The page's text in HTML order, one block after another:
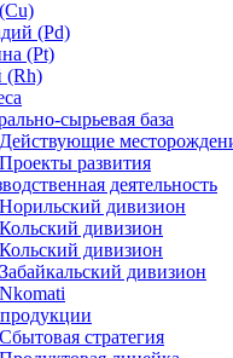
(Pd)
(Pt)
(Rh)
сырьевая база
Действующие
Проекты развития
деятельность
Норильский дивизион
Кольский дивизион
Кольский дивизион
Забайкальский дивизион
Nkomati
Сбытовая стратегия